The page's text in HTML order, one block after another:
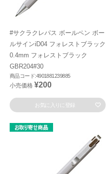
#サクラクレパス ボールペン ボー
ルサインiD04 フォレストブラック
0.4mm フォレストブラック
GBR204#30
商品コード:4901881239885
小売価格 ¥200
お気に入りに登録